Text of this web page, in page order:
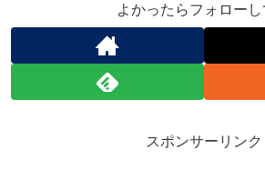
よかったらフォローし
スポンサーリンク